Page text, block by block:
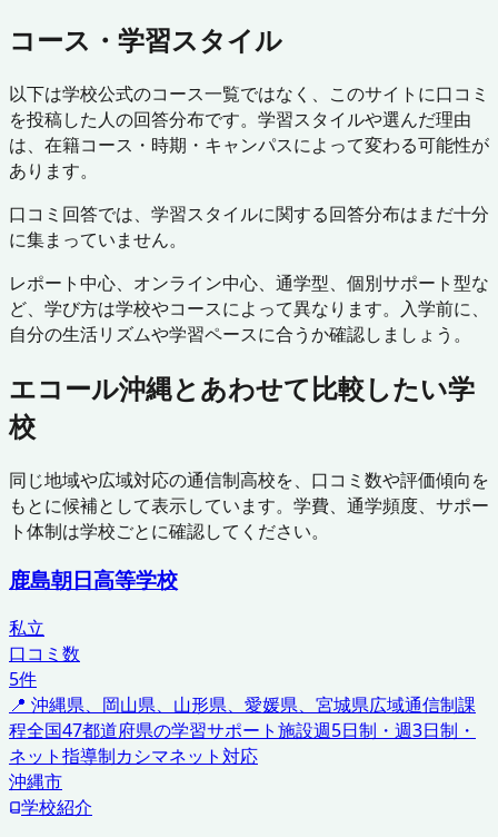
コース・学習スタイル
以下は学校公式のコース一覧ではなく、このサイトに口コミ
を投稿した人の回答分布です。学習スタイルや選んだ理由
は、在籍コース・時期・キャンパスによって変わる可能性が
あります。
口コミ回答では、学習スタイルに関する回答分布はまだ十分
に集まっていません。
レポート中心、オンライン中心、通学型、個別サポート型な
ど、学び方は学校やコースによって異なります。入学前に、
自分の生活リズムや学習ペースに合うか確認しましょう。
エコール沖縄とあわせて比較したい学
校
同じ地域や広域対応の通信制高校を、口コミ数や評価傾向を
もとに候補として表示しています。学費、通学頻度、サポー
ト体制は学校ごとに確認してください。
鹿島朝日高等学校
私立
口コミ数
5件
📍 沖縄県、岡山県、山形県、愛媛県、宮城県広域通信制課
程全国47都道府県の学習サポート施設週5日制・週3日制・
ネット指導制カシマネット対応
沖縄市
学校紹介